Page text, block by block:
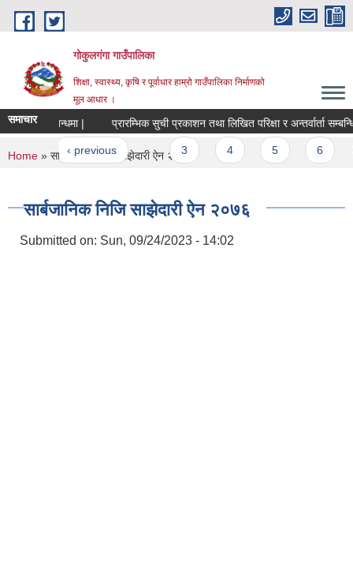
Skip to main content
गोकुलगंगा गाउँपालिका
शिक्षा, स्वास्थ्य, कृषि र पूर्वाधार हाम्रो गाउँपालिका निर्माणको
मूल आधार ।
समाचारसम्बन्धमा | प्रारम्भिक सुची प्रकाशन तथा लिखित परिक्षा र अन्तर्वार्ता
‹ previous …
You are here
Home » सार्बजानिक निजि साझेदारी ऐन २०७६
सार्बजानिक निजि साझेदारी ऐन २०७६
Submitted on: Sun, 09/24/2023 - 14:02